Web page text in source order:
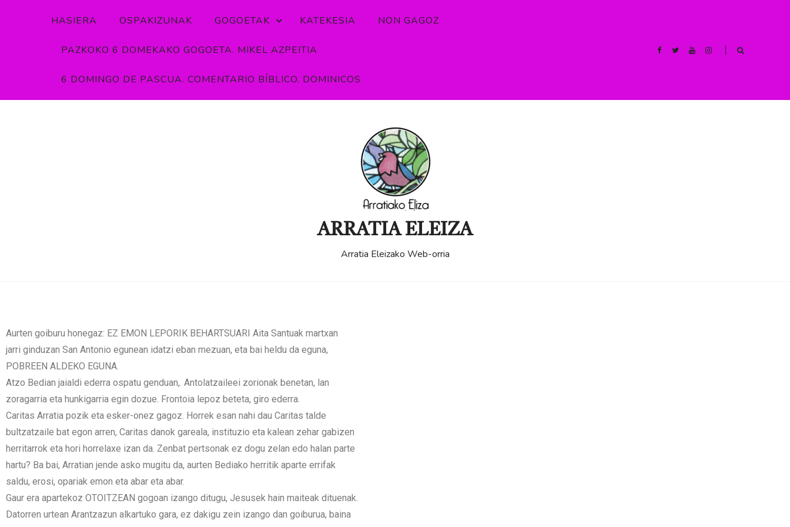
HASIERA OSPAKIZUNAK GOGOETAK KATEKESIA NON GAGOZ
PAZKOKO 6 DOMEKAKO GOGOETA. MIKEL AZPEITIA
6 DOMINGO DE PASCUA. COMENTARIO BÍBLICO. DOMINICOS
ARRATIA ELEIZA
Arratia Eleizako Web-orria
Aurten goiburu honegaz: EZ EMON LEPORIK BEHARTSUARI Aita Santuak martxan
jarri ginduzan San Antonio egunean idatzi eban mezuan, eta bai heldu da eguna,
POBREEN ALDEKO EGUNA.
Atzo Bedian jaialdi ederra ospatu genduan,. Antolatzaileei zorionak benetan, lan
zoragarria eta hunkigarria egin dozue. Frontoia lepoz beteta, giro ederra.
Caritas Arratia pozik eta esker-onez gagoz. Horrek esan nahi dau Caritas talde
bultzatzaile bat egon arren, Caritas danok gareala, instituzio eta kalean zehar gabizen
herritarrok eta hori horrelaxe izan da. Zenbat pertsonak ez dogu zelan edo halan parte
hartu? Ba bai, Arratian jende asko mugitu da, aurten Bediako herritik aparte errifak
saldu, erosi, opariak emon eta abar eta abar.
Gaur era apartekoz OTOITZEAN gogoan izango ditugu, Jesusek hain maiteak dituenak.
Datorren urtean Arantzazun alkartuko gara, ez dakigu zein izango dan goiburua, baina